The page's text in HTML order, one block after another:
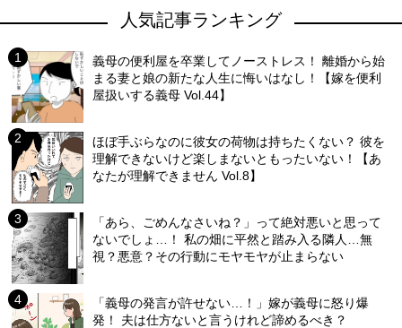
人気記事ランキング
義母の便利屋を卒業してノーストレス！ 離婚から始
まる妻と娘の新たな人生に悔いはなし！【嫁を便利
屋扱いする義母 Vol.44】
ほぼ手ぶらなのに彼女の荷物は持ちたくない？ 彼を
理解できないけど楽しまないともったいない！【あ
なたが理解できません Vol.8】
「あら、ごめんなさいね？」って絶対悪いと思って
ないでしょ…！ 私の畑に平然と踏み入る隣人…無
視？悪意？その行動にモヤモヤが止まらない
「義母の発言が許せない…！」嫁が義母に怒り爆
発！ 夫は仕方ないと言うけれど諦めるべき？